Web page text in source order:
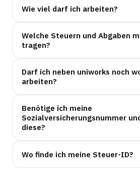
Wie viel darf ich arbeiten?
Welche Steuern und Abgaben
tragen?
Darf ich neben uniworks noch
arbeiten?
Benötige ich meine
Sozialversicherungsnummer
diese?
Wo finde ich meine Steuer-ID?